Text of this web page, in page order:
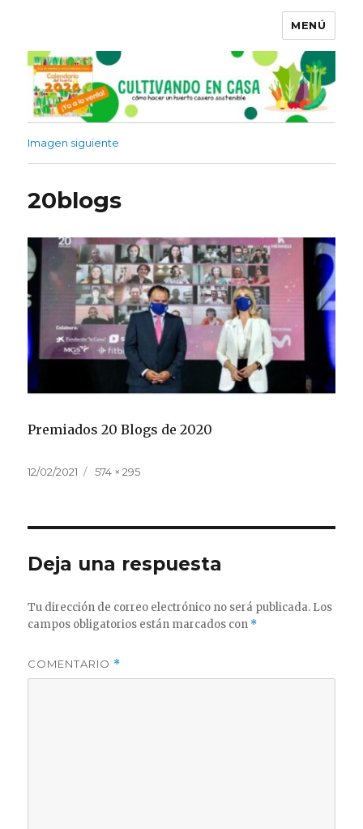
MENÚ
Imagen siguiente
20blogs
Premiados 20 Blogs de 2020
Publicado
12/02/2021
Tamaño
574 × 295
Deja una respuesta
Tu dirección de correo electrónico no será publicada. Los
campos obligatorios están marcados con *
COMENTARIO *